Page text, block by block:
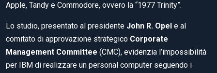
Apple, Tandy e Commodore, ovvero la “1977 Trinity”.
Lo studio, presentato al presidente John R. Opel e al
comitato di approvazione strategico Corporate
Management Committee (CMC), evidenzia l’impossibilità
per IBM di realizzare un personal computer seguendo i